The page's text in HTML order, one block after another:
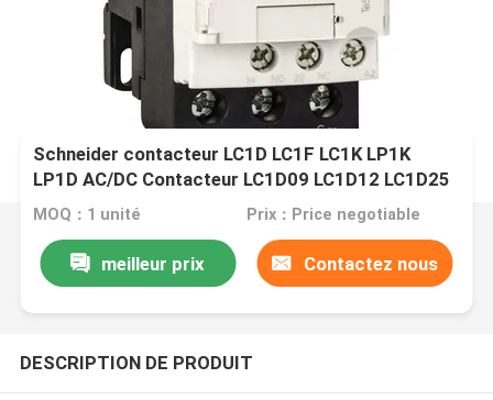
Schneider contacteur LC1D LC1F LC1K LP1K
LP1D AC/DC Contacteur LC1D09 LC1D12 LC1D25
LC1D32 LC1D40 LC1D50A
MOQ：1 unité Prix：Price negotiable
meilleur prix Contactez nous
DESCRIPTION DE PRODUIT